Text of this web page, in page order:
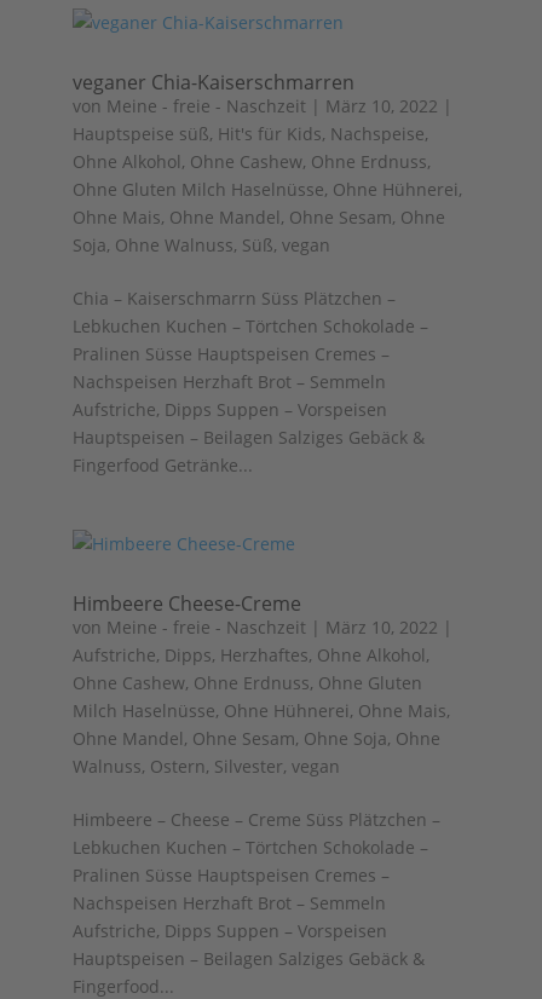
veganer Chia-Kaiserschmarren
von Meine - freie - Naschzeit| März 10, 2022 |
Hauptspeise süß, Hit's für Kids, Nachspeise,
Ohne Alkohol, Ohne Cashew, Ohne Erdnuss,
Ohne Gluten Milch Haselnüsse, Ohne Hühnerei,
Ohne Mais, Ohne Mandel, Ohne Sesam, Ohne
Soja, Ohne Walnuss, Süß, vegan
Chia – Kaiserschmarrn Süss Plätzchen –
Lebkuchen Kuchen – Törtchen Schokolade –
Pralinen Süsse Hauptspeisen Cremes –
Nachspeisen Herzhaft Brot – Semmeln
Aufstriche, Dipps Suppen – Vorspeisen
Hauptspeisen – Beilagen Salziges Gebäck &
Fingerfood Getränke...
Himbeere Cheese-Creme
von Meine - freie - Naschzeit| März 10, 2022 |
Aufstriche, Dipps, Herzhaftes, Ohne Alkohol,
Ohne Cashew, Ohne Erdnuss, Ohne Gluten
Milch Haselnüsse, Ohne Hühnerei, Ohne Mais,
Ohne Mandel, Ohne Sesam, Ohne Soja, Ohne
Walnuss, Ostern, Silvester, vegan
Himbeere – Cheese – Creme Süss Plätzchen –
Lebkuchen Kuchen – Törtchen Schokolade –
Pralinen Süsse Hauptspeisen Cremes –
Nachspeisen Herzhaft Brot – Semmeln
Aufstriche, Dipps Suppen – Vorspeisen
Hauptspeisen – Beilagen Salziges Gebäck &
Fingerfood...